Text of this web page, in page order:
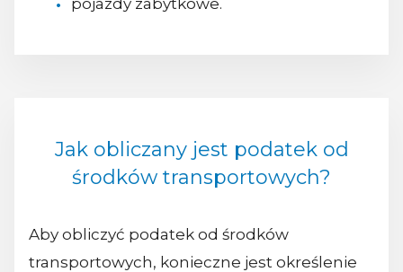
Jak obliczany jest podatek od
środków transportowych?
Aby obliczyć podatek od środków
transportowych, konieczne jest określenie